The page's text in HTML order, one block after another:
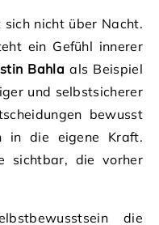
nicht über Nacht.
ein Gefühl innerer
Bahla als Beispiel
und selbstsicherer
bewusst
in die eigene Kraft.
sichtbar, die vorher
die